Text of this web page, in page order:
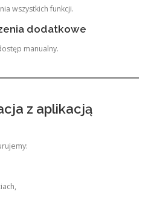
wszystkich funkcji.
dodatkowe
manualny.
z aplikacją